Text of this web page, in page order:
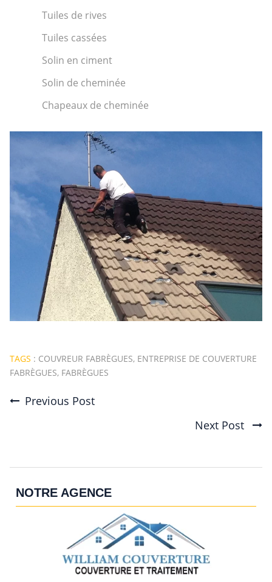
Tuiles de rives
Tuiles cassées
Solin en ciment
Solin de cheminée
Chapeaux de cheminée
TAGS : COUVREUR FABRÈGUES, ENTREPRISE DE COUVERTURE
FABRÈGUES, FABRÈGUES
Post
navigation
Previous Post
Next Post
NOTRE AGENCE